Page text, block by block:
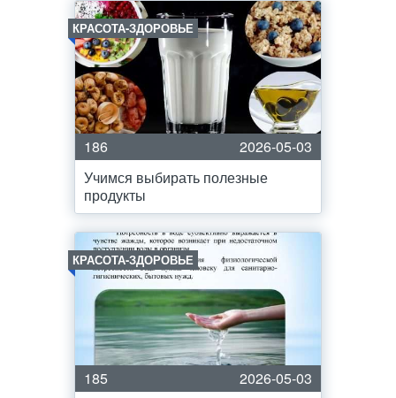
КРАСОТА-ЗДОРОВЬЕ
186
2026-05-03
Учимся выбирать полезные
продукты
КРАСОТА-ЗДОРОВЬЕ
185
2026-05-03